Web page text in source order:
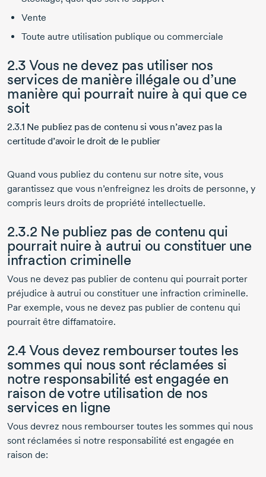
Vente
Toute autre utilisation publique ou commerciale
2.3 Vous ne devez pas utiliser nos
services de manière illégale ou d’une
manière qui pourrait nuire à qui que ce
soit
2.3.1 Ne publiez pas de contenu si vous n’avez pas la
certitude d’avoir le droit de le publier
Quand vous publiez du contenu sur notre site, vous
garantissez que vous n’enfreignez les droits de personne, y
compris leurs droits de propriété intellectuelle.
2.3.2 Ne publiez pas de contenu qui
pourrait nuire à autrui ou constituer une
infraction criminelle
Vous ne devez pas publier de contenu qui pourrait porter
préjudice à autrui ou constituer une infraction criminelle.
Par exemple, vous ne devez pas publier de contenu qui
pourrait être diffamatoire.
2.4 Vous devez rembourser toutes les
sommes qui nous sont réclamées si
notre responsabilité est engagée en
raison de votre utilisation de nos
services en ligne
Vous devrez nous rembourser toutes les sommes qui nous
sont réclamées si notre responsabilité est engagée en
raison de: